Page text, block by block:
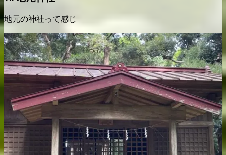
地元の神社って感じ